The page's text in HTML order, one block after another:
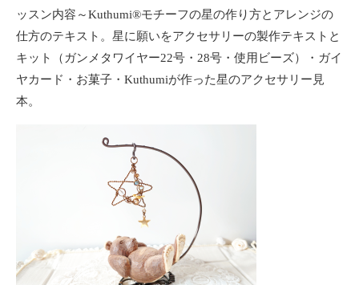
ッスン内容～Kuthumi®️モチーフの星の作り方とアレンジの
仕方のテキスト。星に願いをアクセサリーの製作テキストと
キット（ガンメタワイヤー22号・28号・使用ビーズ）・ガイ
ヤカード・お菓子・Kuthumiが作った星のアクセサリー見
本。